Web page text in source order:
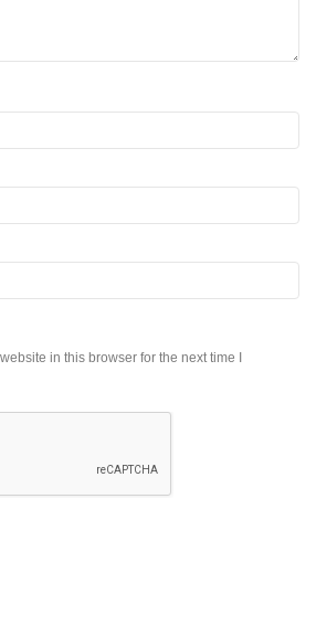
in this browser for the next time I